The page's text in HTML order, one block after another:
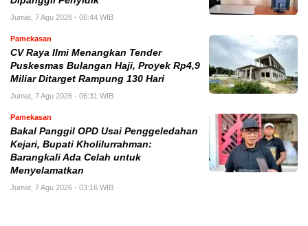
Jumat, 7 Agu 2026 - 06:44 WIB
Pamekasan
CV Raya Ilmi Menangkan Tender
Puskesmas Bulangan Haji, Proyek Rp4,9
Miliar Ditarget Rampung 130 Hari
Jumat, 7 Agu 2026 - 06:31 WIB
Pamekasan
Bakal Panggil OPD Usai Penggeledahan
Kejari, Bupati Kholilurrahman:
Barangkali Ada Celah untuk
Menyelamatkan
Jumat, 7 Agu 2026 - 03:16 WIB